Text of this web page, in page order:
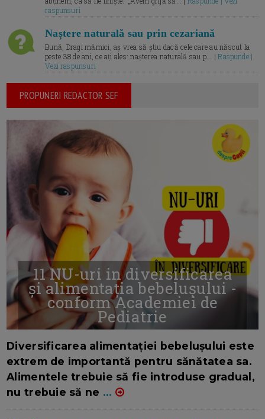
raspunsuri
Naștere naturală sau prin cezariană
Bună, Dragi mămici, aș vrea să știu dacă cele care au născut la
peste 38 de ani, ce ați ales: nașterea naturală sau p... |Raspunde |
Vezi raspunsuri
PROPUNERI REDACTOR SEF
11 NU-uri in diversificarea
și alimentația bebelușului -
conform Academiei de
Pediatrie
Diversificarea alimentației bebelușului este
extrem de importantă pentru sănătatea sa.
Alimentele trebuie să fie introduse gradual,
nu trebuie să ne ...